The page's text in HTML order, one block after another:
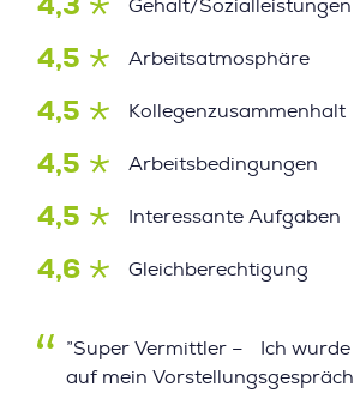
4,3 Gehalt/Sozialleistungen
4,5 Arbeitsatmosphäre
4,5 Kollegenzusammenhalt
4,5 Arbeitsbedingungen
4,5 Interessante Aufgaben
4,6 Gleichberechtigung
”Super Vermittler – Ich wurde
auf mein